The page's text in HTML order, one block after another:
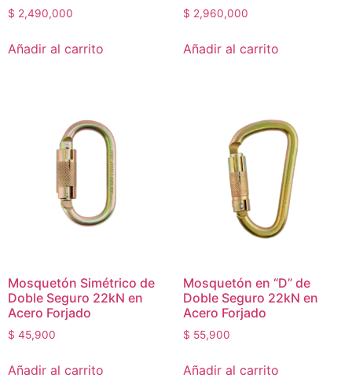
$ 2,490,000
Añadir al carrito
$ 2,960,000
Añadir al carrito
Mosquetón Simétrico de
Doble Seguro 22kN en
Acero Forjado
$ 45,900
Añadir al carrito
Mosquetón en “D” de
Doble Seguro 22kN en
Acero Forjado
$ 55,900
Añadir al carrito